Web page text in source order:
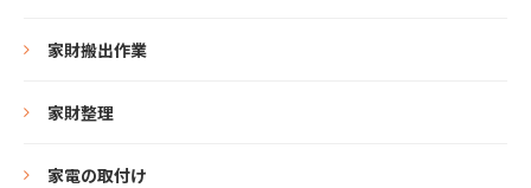
家財搬出作業
家財整理
家電の取付け